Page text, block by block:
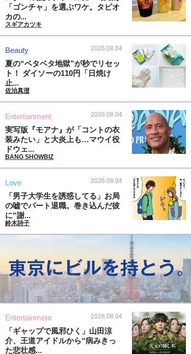
「ゴンチャ」を選ぶワケ。タピオ
カの...
スギアカツキ
Beauty 2026.08.04
夏の“ベタベタ地獄”が秒でリセッ
ト！ ダイソーの110円「日焼け
止...
佐治真澄
Entertainment 2026.08.04
実写版『モアナ』が「コントの衣
装みたい」と大炎上も…マウイ役
ドウェ...
BANG SHOWBIZ
Love 2026.08.04
「男子大学生を誘惑してる」お局
の嘘でパート退職。巻き込んだ彼
に“謝...
鈴木詩子
Entertainment 2026.08.04
「ギャップで風邪ひく」山田涼
介、王道アイドルから“病みきっ
た悲壮感...